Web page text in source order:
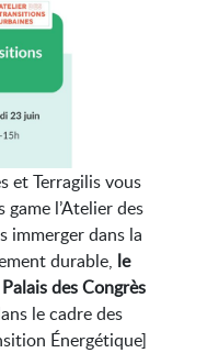
et Terragilis vous
l’Atelier des
immerger dans la
durable, le
des Congrès
le cadre des
Énergétique]